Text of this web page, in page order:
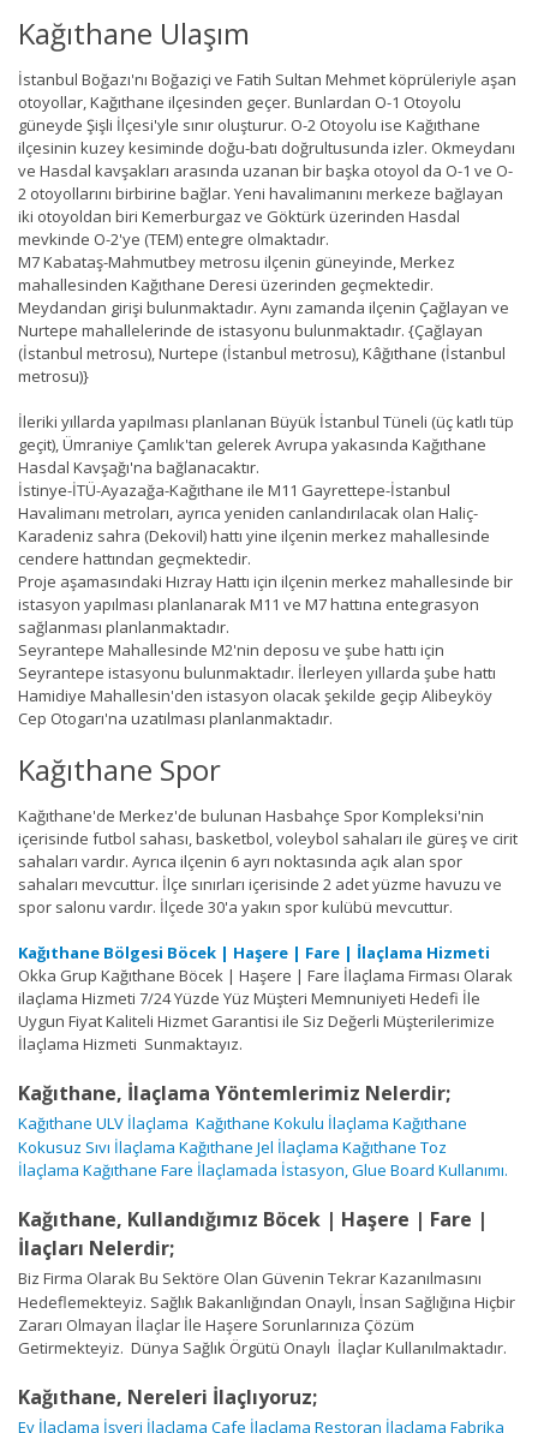
Kağıthane Ulaşım
İstanbul Boğazı'nı Boğaziçi ve Fatih Sultan Mehmet köprüleriyle aşan
otoyollar, Kağıthane ilçesinden geçer. Bunlardan O-1 Otoyolu
güneyde Şişli İlçesi'yle sınır oluşturur. O-2 Otoyolu ise Kağıthane
ilçesinin kuzey kesiminde doğu-batı doğrultusunda izler. Okmeydanı
ve Hasdal kavşakları arasında uzanan bir başka otoyol da O-1 ve O-
2 otoyollarını birbirine bağlar. Yeni havalimanını merkeze bağlayan
iki otoyoldan biri Kemerburgaz ve Göktürk üzerinden Hasdal
mevkinde O-2'ye (TEM) entegre olmaktadır.
M7 Kabataş-Mahmutbey metrosu ilçenin güneyinde, Merkez
mahallesinden Kağıthane Deresi üzerinden geçmektedir.
Meydandan girişi bulunmaktadır. Aynı zamanda ilçenin Çağlayan ve
Nurtepe mahallelerinde de istasyonu bulunmaktadır. {Çağlayan
(İstanbul metrosu), Nurtepe (İstanbul metrosu), Kâğıthane (İstanbul
metrosu)}
İleriki yıllarda yapılması planlanan Büyük İstanbul Tüneli (üç katlı tüp
geçit), Ümraniye Çamlık'tan gelerek Avrupa yakasında Kağıthane
Hasdal Kavşağı'na bağlanacaktır.
İstinye-İTÜ-Ayazağa-Kağıthane ile M11 Gayrettepe-İstanbul
Havalimanı metroları, ayrıca yeniden canlandırılacak olan Haliç-
Karadeniz sahra (Dekovil) hattı yine ilçenin merkez mahallesinde
cendere hattından geçmektedir.
Proje aşamasındaki Hızray Hattı için ilçenin merkez mahallesinde bir
istasyon yapılması planlanarak M11 ve M7 hattına entegrasyon
sağlanması planlanmaktadır.
Seyrantepe Mahallesinde M2'nin deposu ve şube hattı için
Seyrantepe istasyonu bulunmaktadır. İlerleyen yıllarda şube hattı
Hamidiye Mahallesin'den istasyon olacak şekilde geçip Alibeyköy
Cep Otogarı'na uzatılması planlanmaktadır.
Kağıthane Spor
Kağıthane'de Merkez'de bulunan Hasbahçe Spor Kompleksi'nin
içerisinde futbol sahası, basketbol, voleybol sahaları ile güreş ve cirit
sahaları vardır. Ayrıca ilçenin 6 ayrı noktasında açık alan spor
sahaları mevcuttur. İlçe sınırları içerisinde 2 adet yüzme havuzu ve
spor salonu vardır. İlçede 30'a yakın spor kulübü mevcuttur.
Kağıthane Bölgesi Böcek | Haşere | Fare | İlaçlama Hizmeti
Okka Grup Kağıthane Böcek | Haşere | Fare İlaçlama Firması Olarak
ilaçlama Hizmeti 7/24 Yüzde Yüz Müşteri Memnuniyeti Hedefi İle
Uygun Fiyat Kaliteli Hizmet Garantisi ile Siz Değerli Müşterilerimize
İlaçlama Hizmeti Sunmaktayız.
Kağıthane, İlaçlama Yöntemlerimiz Nelerdir;
Kağıthane ULV İlaçlama Kağıthane Kokulu İlaçlama Kağıthane
Kokusuz Sıvı İlaçlama Kağıthane Jel İlaçlama Kağıthane Toz
İlaçlama Kağıthane Fare İlaçlamada İstasyon, Glue Board Kullanımı.
Kağıthane, Kullandığımız Böcek | Haşere | Fare |
İlaçları Nelerdir;
Biz Firma Olarak Bu Sektöre Olan Güvenin Tekrar Kazanılmasını
Hedeflemekteyiz. Sağlık Bakanlığından Onaylı, İnsan Sağlığına Hiçbir
Zararı Olmayan İlaçlar İle Haşere Sorunlarınıza Çözüm
Getirmekteyiz. Dünya Sağlık Örgütü Onaylı İlaçlar Kullanılmaktadır.
Kağıthane, Nereleri İlaçlıyoruz;
Ev İlaçlama İşyeri İlaçlama Cafe İlaçlama Restoran İlaçlama Fabrika